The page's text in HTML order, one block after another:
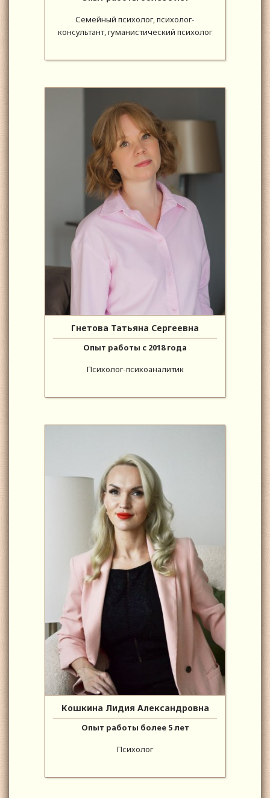
Семейный психолог, психолог-
консультант, гуманистический психолог
Гнетова Татьяна Сергеевна
Опыт работы с 2018 года
Психолог-психоаналитик
Кошкина Лидия Александровна
Опыт работы более 5 лет
Психолог